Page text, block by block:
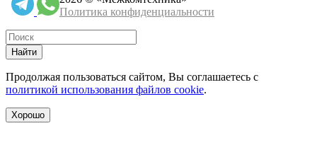
Политика конфиденциальности
Найти
Продолжая пользоваться сайтом, Вы соглашаетесь с
политикой использования файлов cookie.
Хорошо